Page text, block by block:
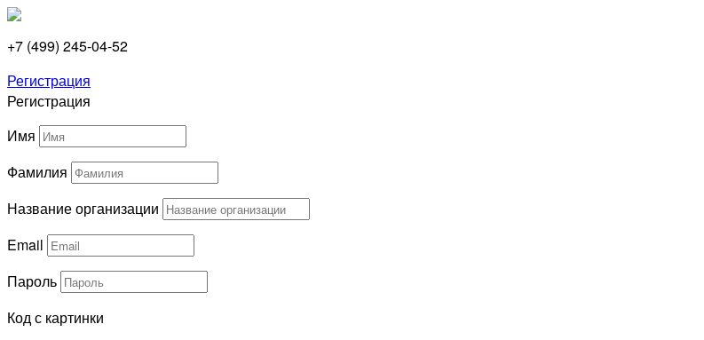
+7 (499) 245-04-52
Регистрация
Регистрация
Имя
Фамилия
Название организации
Email
Пароль
Код с картинки